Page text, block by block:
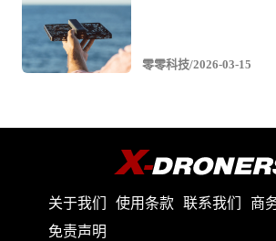
零零科技/2026-03-15
关于我们 使用条款 联系我们
商
免责声明